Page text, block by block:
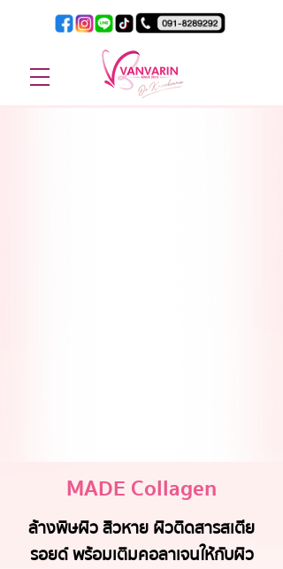
MADE Collagen
ล้างพิษผิว สิวหาย ผิวติดสารสเตีย
รอยด์ พร้อมเติมคอลาเจนให้กับผิว